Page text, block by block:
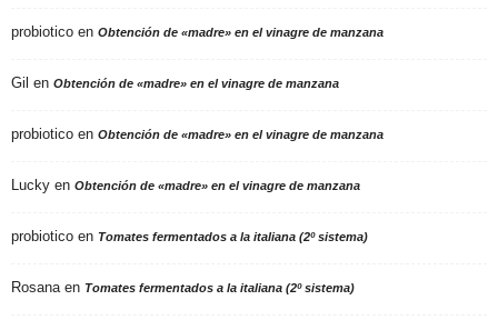
probiotico en Obtención de «madre» en el vinagre de manzana
Gil en Obtención de «madre» en el vinagre de manzana
probiotico en Obtención de «madre» en el vinagre de manzana
Lucky en Obtención de «madre» en el vinagre de manzana
probiotico en Tomates fermentados a la italiana (2º sistema)
Rosanaen Tomates fermentados a la italiana (2º sistema)